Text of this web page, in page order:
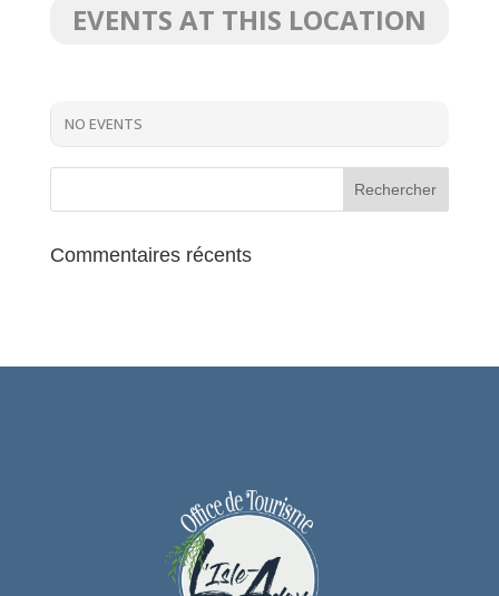
EVENTS AT THIS LOCATION
NO EVENTS
Commentaires récents